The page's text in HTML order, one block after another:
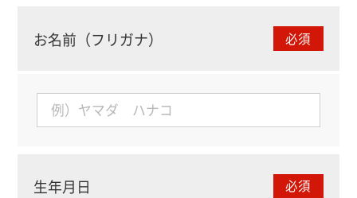
お名前（フリガナ） 必須
生年月日 必須